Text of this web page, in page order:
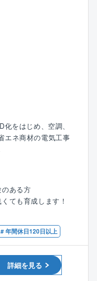
役職・ポストが今
シェアリングの拠点
消費エネルギー
分析のもと、最適
、行政からの信頼
調等）導入のコンサ
自家消費型太陽光
リューション提案
カーボンニュート
向けたプラン策定
提案。
「デザインビルド方
最小限に、従来より
公庁発注の大規模
との協業案件もあ
や、省エネルギー
フェーズの貴重な時
成長の中核を担え
、さらに事業を拡
ンニュートラルに対
担える大変社会貢
されない。
関する知識を習得→
広げながら独り立
てご活躍いただく
献いただきたいと
ニュートラルに対
担える大変社会貢
れない
フェーズの貴重な時
えます。
全週休2日制のた
をはじめ、空調、
エネ商材の電気工事
の管理
ある方
ても育成します！
# 年間休日120日以上
詳細を見る